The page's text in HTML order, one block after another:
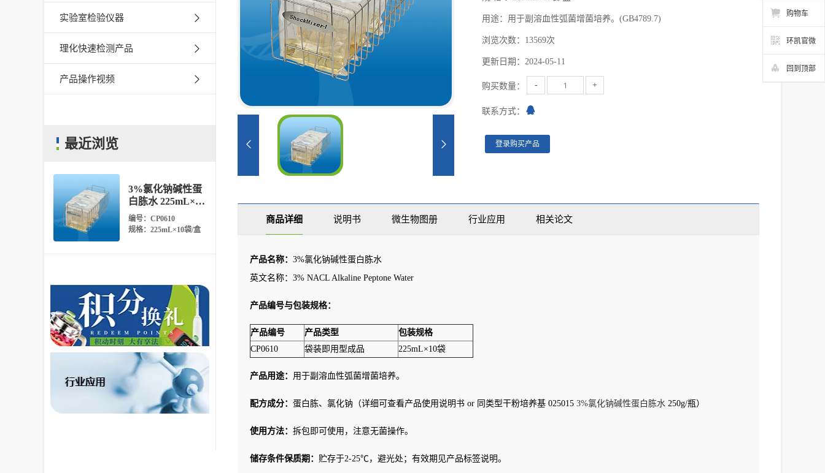
实验室检验仪器
理化快速检测产品
产品操作视频
最近浏览
3%氯化钠碱性蛋
白胨水 225mL×10
袋
编号：CP0610
规格：225mL×10袋/盒
用途：用于副溶血性弧菌增菌培养。(GB4789.7)
浏览次数：13569次
更新日期：2024-05-11
购买数量： - +
联系方式：
登录购买产品
商品详细 说明书 微生物图册 行业应用 相关论文
产品名称： 3%氯化钠碱性蛋白胨水
英文名称：3% NACL Alkaline Peptone Water
产品编号与包装规格：
产品编号 产品类型
包装规格
CP0610
袋装即用型成品 225mL×10袋
产品用途： 用于副溶血性弧菌增菌培养。
配方成分： 蛋白胨、氯化钠（详细可查看产品使用说明书 or 同类型干粉培养基 025015 3%氯化钠碱性蛋白胨水 250g/瓶）
使用方法： 拆包即可使用，注意无菌操作。
储存条件保质期： 贮存于2-25℃，避光处；有效期见产品标签说明。
购物车
环凯官微
回到顶部